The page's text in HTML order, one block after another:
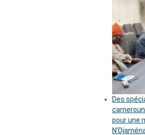
Des
pour une